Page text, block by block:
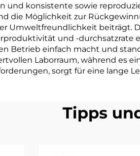
konsistente sowie
die Möglichkeit zur
Umweltfreundlichkeit beiträgt.
und -
Betrieb einfach macht und
Laborraum, während es
sorgt für eine lange
Tipps